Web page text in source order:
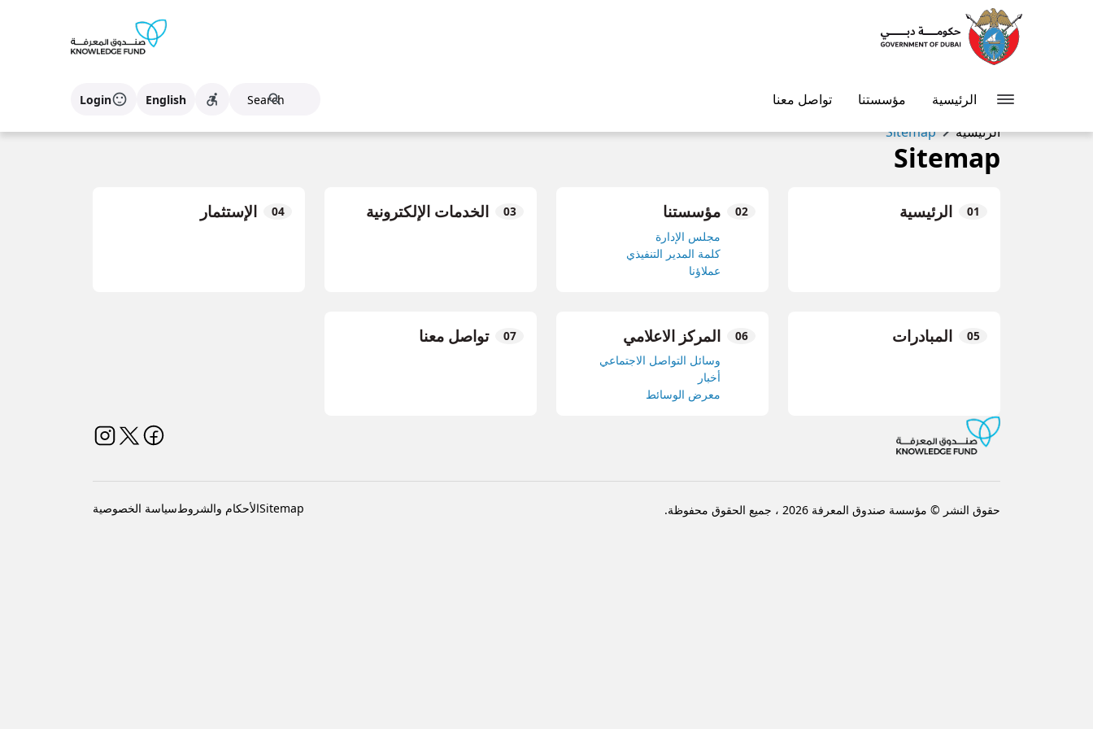
الرئيسية مؤسستنا تواصل معنا search
accessible_forward
Accessibility
English
sentiment_satisfied
Login
الرئيسيةchevron_right
Sitemap
Sitemap
الرئيسية مؤسستنا
مجلس الإدارة
كلمة المدير التنفيذي
عملاؤنا
الخدمات الإلكترونية الإستثمار
المبادرات المركز الاعلامي
وسائل التواصل الاجتماعي
أخبار
معرض الوسائط
تواصل معنا
حقوق النشر © مؤسسة صندوق المعرفة 2026 ، جميع الحقوق محفوظة. Sitemapالأحكام والشروطسياسة الخصوصية